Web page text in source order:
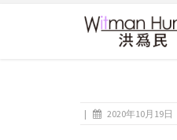
| 2020年10月19日